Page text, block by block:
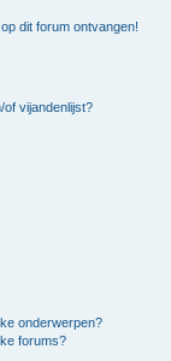
dit forum ontvangen!
vijandenlijst?
onderwerpen?
forums?